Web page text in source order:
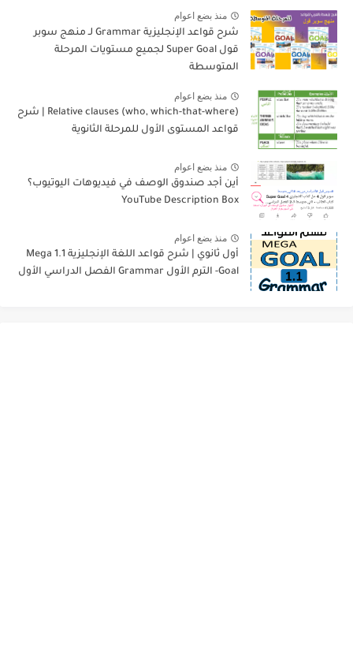
منذ بضع اعوام
شرح قواعد الإنجليزية Grammar لـ منهج سوبر
قول Super Goal لجميع مستويات المرحلة
المتوسطة
منذ بضع اعوام
Relative clauses (who, which-that-where) | شرح
قواعد المستوى الأول للمرحلة الثانوية
منذ بضع اعوام
أين أجد صندوق الوصف في فيديوهات اليوتيوب؟
YouTube Description Box
منذ بضع اعوام
أول ثانوي | شرح قواعد اللغة الإنجليزية 1.1 Mega
Goal- الترم الأول Grammar الفصل الدراسي الأول